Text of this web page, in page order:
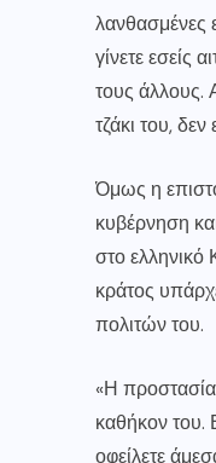
λανθασμένες
γίνετε εσείς
τους άλλους.
τζάκι του, δεν
Όμως η
κυβέρνηση
στο ελληνικό
κράτος
πολιτών του.
«Η
καθήκον του.
οφείλετε